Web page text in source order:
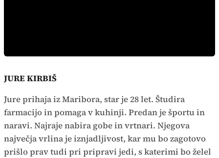
JURE KIRBIŠ
Jure prihaja iz Maribora, star je 28 let. Študira
farmacijo in pomaga v kuhinji. Predan je športu in
naravi. Najraje nabira gobe in vrtnari. Njegova
največja vrlina je iznjadljivost, kar mu bo zagotovo
prišlo prav tudi pri pripravi jedi, s katerimi bo želel